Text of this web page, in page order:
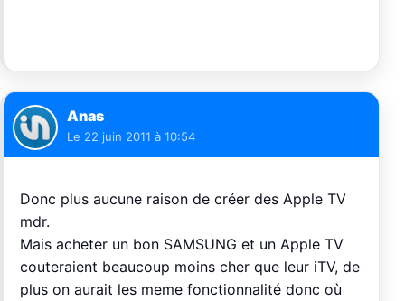
Anas
Le 22 juin 2011 à 10:54
Donc plus aucune raison de créer des Apple TV
mdr.
Mais acheter un bon SAMSUNG et un Apple TV
couteraient beaucoup moins cher que leur iTV, de
plus on aurait les meme fonctionnalité donc où